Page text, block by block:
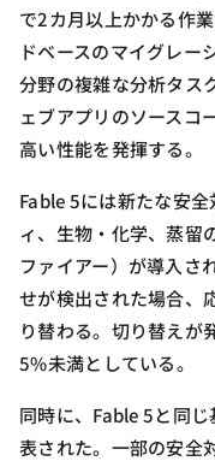
で2カ月以上かかる作
ドベースのマイグレー
分野の複雑な分析タス
ェブアプリのソースコ
高い性能を発揮する。
Fable 5には新たな安
ィ、生物・化学、蒸留
ファイアー）が導入さ
せが検出された場合、
り替わる。切り替えが
5%未満としている。
同時に、Fable 5と同
表された。一部の安全